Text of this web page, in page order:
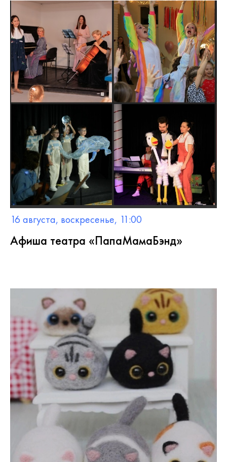
16 августа, воскресенье, 11:00
Афиша театра «ПапаМамаБэнд»